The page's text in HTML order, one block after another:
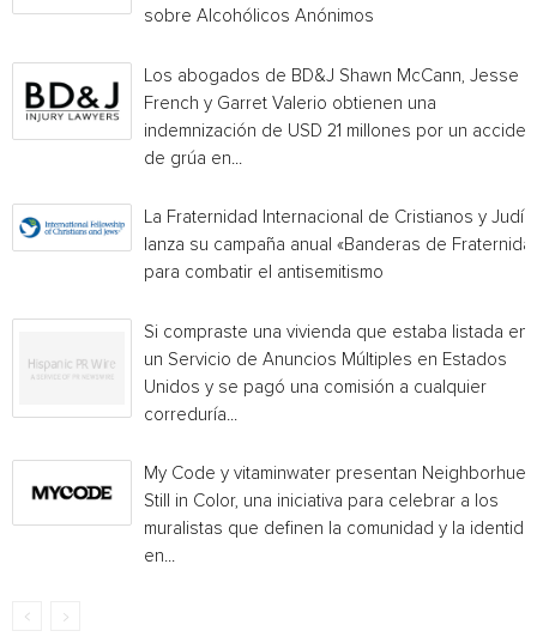
sobre Alcohólicos Anónimos
Los abogados de BD&J Shawn McCann, Jesse
French y Garret Valerio obtienen una
indemnización de USD 21 millones por un
de grúa en...
La Fraternidad Internacional de Cristianos y
lanza su campaña anual «Banderas de
para combatir el antisemitismo
Si compraste una vivienda que estaba listada en
un Servicio de Anuncios Múltiples en Estados
Unidos y se pagó una comisión a cualquier
correduría...
My Code y vitaminwater presentan Neighborhue:
Still in Color, una iniciativa para celebrar a los
muralistas que definen la comunidad y la
en...